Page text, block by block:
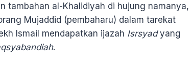
tambahan al-Khalidiyah di hujung namanya,
Mujaddid (pembaharu) dalam tarekat
Ismail mendapatkan ijazah Isrsyadyang
.